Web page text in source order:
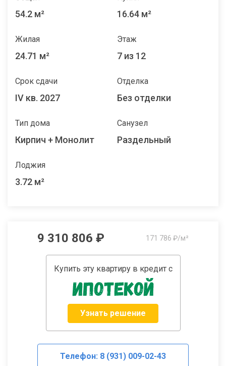
54.2 м² 16.64 м²
Жилая
24.71 м²
Этаж
7 из 12
Срок сдачи
IV кв. 2027
Отделка
Без отделки
Тип дома
Кирпич + Монолит
Санузел
Раздельный
Лоджия
3.72 м²
9 310 806 ₽ 171 786 ₽/м²
Купить эту квартиру в кредит с
Узнать решение
Телефон: 8 (931) 009-02-43